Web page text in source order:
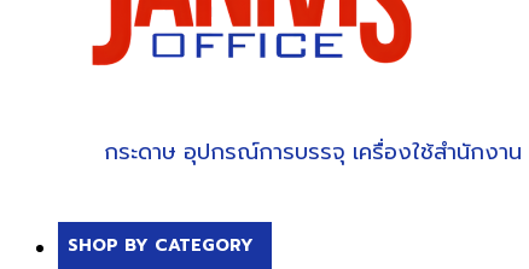
กระดาษ อุปกรณ์การบรรจุ เครื่องใช้สำนักงาน
SHOP BY CATEGORY